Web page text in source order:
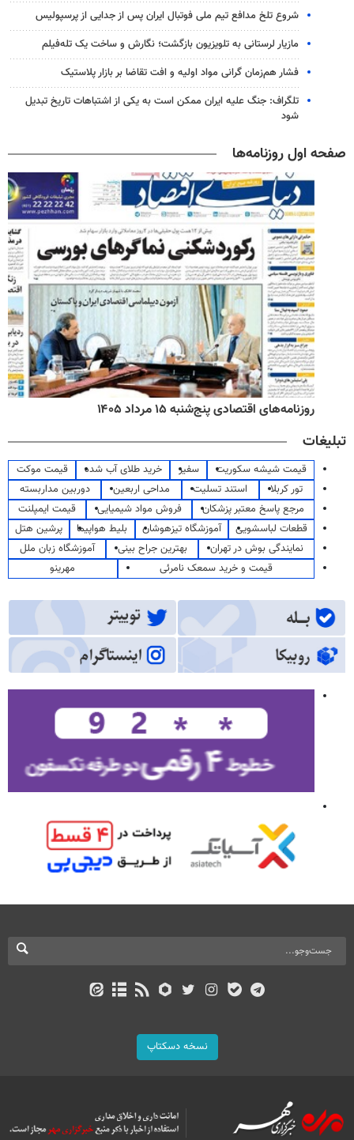
شروع تلخ مدافع تیم ملی فوتبال ایران پس از جدایی از پرسپولیس
مازیار لرستانی به تلویزیون بازگشت؛ نگارش و ساخت یک تله‌فیلم
فشار هم‌زمان گرانی مواد اولیه و افت تقاضا بر بازار پلاستیک
تلگراف: جنگ علیه ایران ممکن است به یکی از اشتباهات تاریخ تبدیل
شود
صفحه اول روزنامه‌ها
روزنامه‌های اقتصادی پنج‌شنبه ۱۵ مرداد ۱۴۰۵
تبلیغات
قیمت شیشه سکوریت سفیر خرید طلای آب شده
قیمت موکت
تور کربلا
استند تسلیت مداحی اربعین
دوربین مداربسته
مرجع پاسخ معتبر پزشکان
فروش مواد شیمیایی
قیمت ایمپلنت
قطعات لباسشویی
آموزشگاه تیزهوشان بلیط هواپیما
پرشین هتل
نمایندگی بوش در تهران
بهترین جراح بینی
آموزشگاه زبان ملل
قیمت و خرید سمعک نامرئی
مهرینو
نسخه دسکتاپ